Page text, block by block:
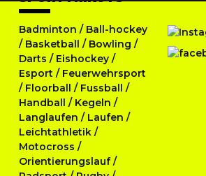
Badminton / Ball-hockey
/ Basketball / Bowling /
Darts / Eishockey /
Esport / Feuerwehrsport
/ Floorball / Fussball /
Handball / Kegeln /
Langlaufen / Laufen /
Leichtathletik /
Motocross /
Orientierungslauf/